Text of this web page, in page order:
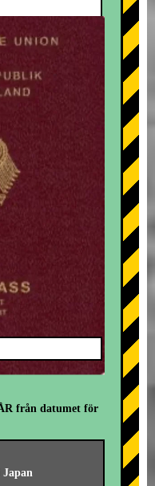
från datumet för
Japan